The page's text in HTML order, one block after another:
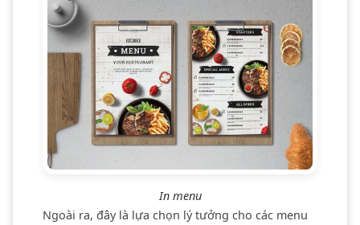
In menu
Ngoài ra, đây là lựa chọn lý tưởng cho các menu